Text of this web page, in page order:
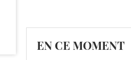
EN CE MOMENT